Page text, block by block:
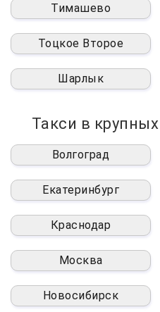
Тимашево
Тоцкое Второе
Шарлык
Такси в
Волгоград
Екатеринбург
Краснодар
Москва
Новосибирск